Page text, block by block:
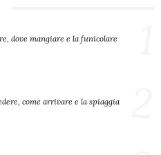
dove mangiare e la funicolare
come arrivare e la spiaggia